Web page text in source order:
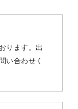
ります。出
い合わせく